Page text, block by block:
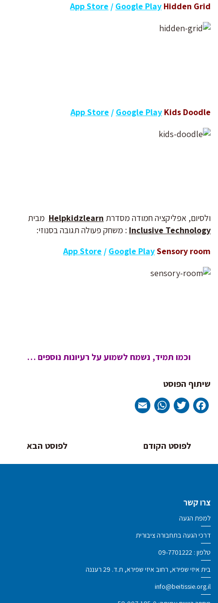
App Store / Google Play Hidden Grid
App Store / Google Play Kids Doodle
ולסיום, אפליקציה חמודה מסדרת Helpkidzlearn מבית
Inclusive Technology : משחק פעולה תגובה בסנוזי:
App Store / Google PlaySensory room
וכמו תמיד, נשמח לשמוע על רעיונות נוספים …
שיתוף הפוסט
Facebook
Twitter
WhatsApp
ניווטלפוסט הקודם לפוסט הבא
צרו קשר
למפת הגעה
דרכי הגעה בתחבורה ציבורית
טלפון : 09-7701222
בית איזי שפירא, רחוב איזי שפירא, ת.ד. 29 רעננה
info@beitissie.org.il